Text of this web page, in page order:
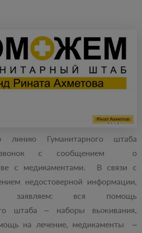
линию Гуманитарного штаба
звонок с сообщением о
с медикаментами. В связи с
недостоверной информации,
заявляем: вся помощь
штаба – наборы выживания,
на лечение, медикаменты –